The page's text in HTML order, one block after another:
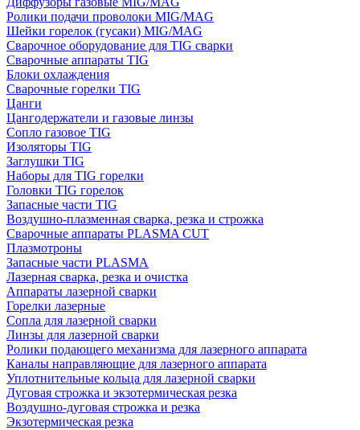
Ролики подачи проволоки MIG/MAG
Шейки горелок (гусаки) MIG/MAG
Сварочное оборудование для TIG сварки
Сварочные аппараты TIG
Блоки охлаждения
Сварочные горелки TIG
Цанги
Цангодержатели и газовые линзы
Сопло газовое TIG
Изоляторы TIG
Заглушки TIG
Наборы для TIG горелки
Головки TIG горелок
Запасные части TIG
Воздушно-плазменная сварка, резка и строжка
Сварочные аппараты PLASMA CUT
Плазмотроны
Запасные части PLASMA
Лазерная сварка, резка и очистка
Аппараты лазерной сварки
Горелки лазерные
Сопла для лазерной сварки
Линзы для лазерной сварки
Ролики подающего механизма для лазерного аппарата
Каналы направляющие для лазерного аппарата
Уплотнительные кольца для лазерной сварки
Дуговая строжка и экзотермическая резка
Воздушно-дуговая строжка и резка
Экзотермическая резка